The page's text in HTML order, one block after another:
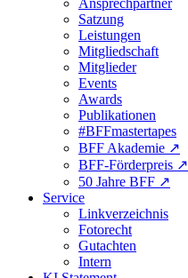
Satzung
Leistungen
Mitgliedschaft
Mitglieder
Events
Awards
Publikationen
#BFFmastertapes
BFF Akademie ↗︎
BFF-Förderpreis ↗︎
50 Jahre BFF ↗︎
Service
Linkverzeichnis
Fotorecht
Gutachten
Intern